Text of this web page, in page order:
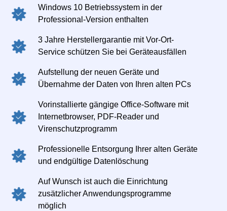
Windows 10 Betriebssystem in der
Professional-Version enthalten
3 Jahre Herstellergarantie mit Vor-Ort-
Service schützen Sie bei Geräteausfällen
Aufstellung der neuen Geräte und
Übernahme der Daten von Ihren alten PCs
Vorinstallierte gängige Office-Software mit
Internetbrowser, PDF-Reader und
Virenschutzprogramm
Professionelle Entsorgung Ihrer alten Geräte
und endgültige Datenlöschung
Auf Wunsch ist auch die Einrichtung
zusätzlicher Anwendungsprogramme
möglich